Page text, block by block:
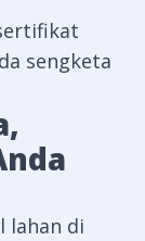
sengketa
lahan di